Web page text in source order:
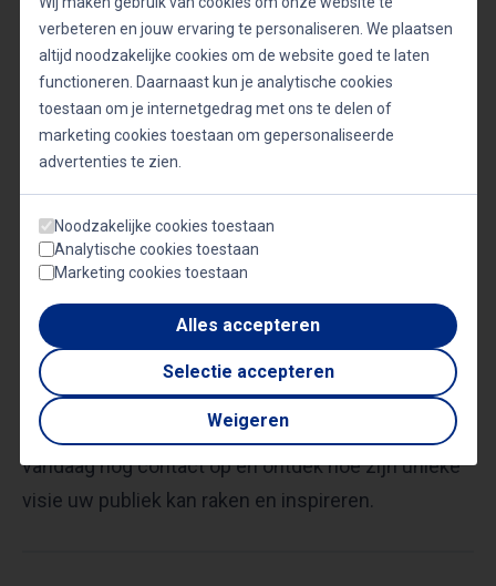
Award onderstrepen zijn impact. Zijn boeken
hebben tienduizenden mensen geraakt en
zorgprofessionals geïnspireerd om de menselijke
kant van hun vak centraal te stellen.
verhalen is hij dé spreker om uw evenement naar
een hoger niveau te tillen.
Ontroerend, leerzaam en inspirerend
Wilt u Sander de Hosson boeken als gastspreker
voor een congres, workshop of keynote? Neem
vandaag nog contact op en ontdek hoe zijn unieke
visie uw publiek kan raken en inspireren.
verbeteren en jouw ervaring te personaliseren. We plaatsen
altijd noodzakelijke cookies om de website goed te laten
functioneren. Daarnaast kun je analytische cookies
toestaan om je internetgedrag met ons te delen of
marketing cookies toestaan om gepersonaliseerde
advertenties te zien.
Noodzakelijke cookies toestaan
Analytische cookies toestaan
Marketing cookies toestaan
Alles accepteren
Selectie accepteren
Weigeren